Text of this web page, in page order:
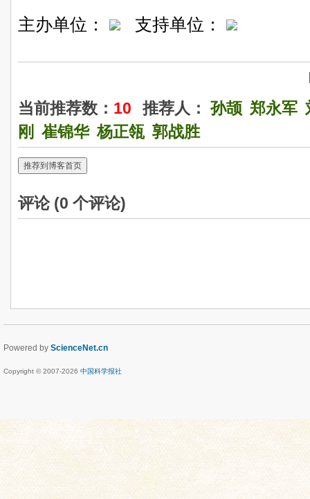
主办单位： 支持单位：
当前推荐数： 10 推荐人： 孙颉 郑永军
刚 崔锦华 杨正瓴 郭战胜
推荐到博客首页
评论 (0 个评论)
Powered by ScienceNet.cn
Copyright © 2007-2026 中国科学报社